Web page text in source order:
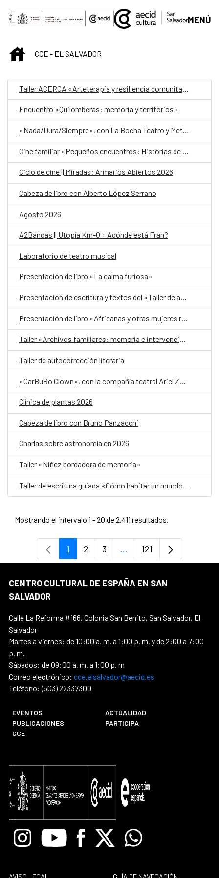
Saltar al contenido principal
MENÚ
INICIOCCE - EL SALVADOR
Encuentro «Quilomberas: memoria y territorios»
«Nada/Dura/Siempre», con La Bocha Teatro y Metafórica
Ciclo de cine || Miradas: Armarios Abiertos 2026
Cabeza de libro con Alberto López Serrano
Agosto 2026
A2Bandas || Utopía Km-0 + Adónde está Fran?
Laboratorio de teatro musical
Presentación de libro «La calma furiosa»
Presentación de escritura y textos del «Taller de autobiografía para mujeres 70+»
Presentación de libro «Africanas y otras mujeres racializadas»
Taller «Archivos familiares: memoria e intervención»
Taller de autocorrección literaria
Clínica de plantas 2026
Cabeza de libro con Bruno Panzacchi
Charlas sobre astronomía en 2026
Taller «Niñez bordadora de memoria»
Mostrando el intervalo 1 - 20 de 2.411 resultados.
Página
1 Página
2 Página
3 ...Páginas intermedias Use
Página
121
CENTRO CULTURAL DE ESPAÑA EN SAN
SALVADOR
Calle La Reforma #166, Colonia San Benito, San Salvador, El
Salvador
Martes a viernes: de 10:00 a. m. a 1:00 p. m. y de 2:00 a 7:00
p. m.
Sábados: de 09:00 a. m. a 1:00 p. m
Correo electrónico: cce.elsalvador@aecid.es
Teléfono: (503) 22337300
EVENTOS
ACTUALIDAD
PUBLICACIONES
PARTICIPA
CCE
InstagramYoutube Facebook
X Whatsapp